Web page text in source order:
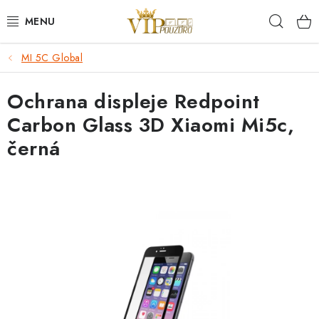
na
KRYTY NA MOBIL.
OCHRANA DISPLEJE - SKLO A FÓLIE
KABELY A NABÍJEČKY
BRAŠNY NA NOTEBOOKY
MI 5C Global
Ochrana displeje Redpoint
Carbon Glass 3D Xiaomi Mi5c,
černá